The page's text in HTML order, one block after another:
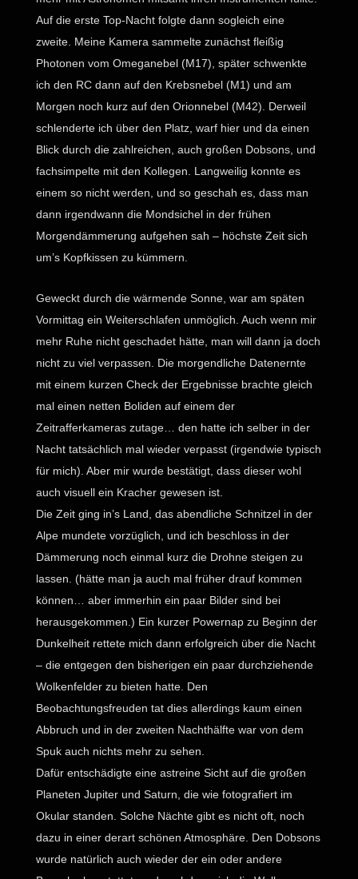
Auf die erste Top-Nacht folgte dann sogleich eine
zweite. Meine Kamera sammelte zunächst fleißig
Photonen vom Omeganebel (M17), später schwenkte
ich den RC dann auf den Krebsnebel (M1) und am
Morgen noch kurz auf den Orionnebel (M42). Derweil
schlenderte ich über den Platz, warf hier und da einen
Blick durch die zahlreichen, auch großen Dobsons, und
fachsimpelte mit den Kollegen. Langweilig konnte es
einem so nicht werden, und so geschah es, dass man
dann irgendwann die Mondsichel in der frühen
Morgendämmerung aufgehen sah – höchste Zeit sich
um’s Kopfkissen zu kümmern.
Geweckt durch die wärmende Sonne, war am späten
Vormittag ein Weiterschlafen unmöglich. Auch wenn mir
mehr Ruhe nicht geschadet hätte, man will dann ja doch
nicht zu viel verpassen. Die morgendliche Datenernte
mit einem kurzen Check der Ergebnisse brachte gleich
mal einen netten Boliden auf einem der
Zeitrafferkameras zutage… den hatte ich selber in der
Nacht tatsächlich mal wieder verpasst (irgendwie typisch
für mich). Aber mir wurde bestätigt, dass dieser wohl
auch visuell ein Kracher gewesen ist.
Die Zeit ging in’s Land, das abendliche Schnitzel in der
Alpe mundete vorzüglich, und ich beschloss in der
Dämmerung noch einmal kurz die Drohne steigen zu
lassen. (hätte man ja auch mal früher drauf kommen
können… aber immerhin ein paar Bilder sind bei
herausgekommen.) Ein kurzer Powernap zu Beginn der
Dunkelheit rettete mich dann erfolgreich über die Nacht
– die entgegen den bisherigen ein paar durchziehende
Wolkenfelder zu bieten hatte. Den
Beobachtungsfreuden tat dies allerdings kaum einen
Abbruch und in der zweiten Nachthälfte war von dem
Spuk auch nichts mehr zu sehen.
Dafür entschädigte eine astreine Sicht auf die großen
Planeten Jupiter und Saturn, die wie fotografiert im
Okular standen. Solche Nächte gibt es nicht oft, noch
dazu in einer derart schönen Atmosphäre. Den Dobsons
wurde natürlich auch wieder der ein oder andere